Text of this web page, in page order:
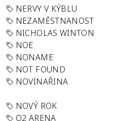
NERVY V KÝBLU
NEZAMĚSTNANOST
NICHOLAS WINTON
NOE
NONAME
NOT FOUND
NOVINAŘINA
NOVÝ ROK
O2 ARENA